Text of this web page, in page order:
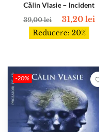
Călin Vlasie – Incident
39,00lei 31,20 lei
Reducere: 20%
-20%